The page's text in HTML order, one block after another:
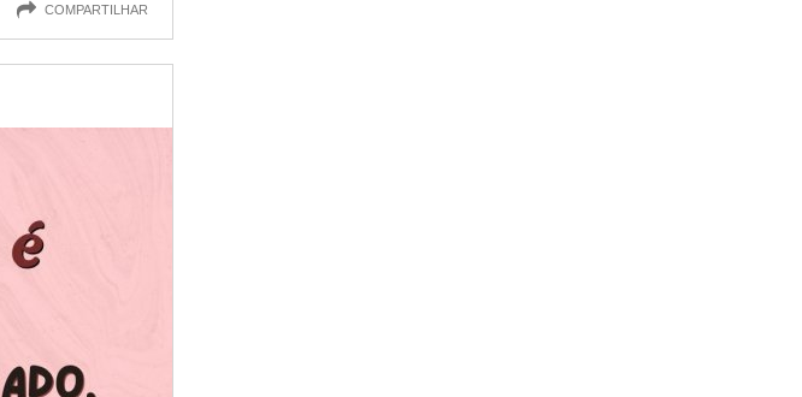
COMPARTILHAR